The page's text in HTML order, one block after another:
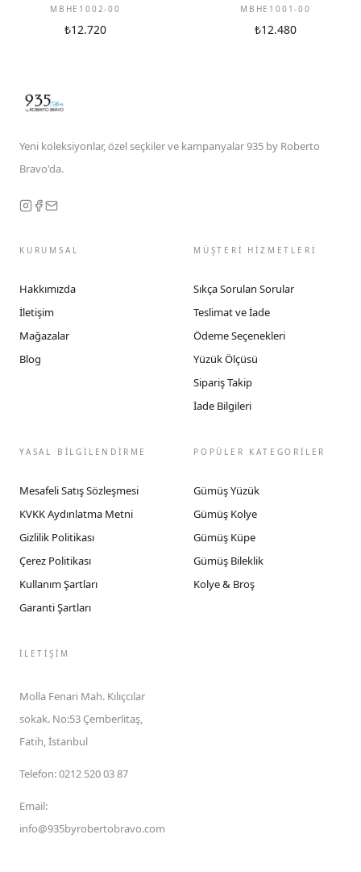
MBHE1002-00
₺12.720
MBHE1001-00
₺12.480
Yeni koleksiyonlar, özel seçkiler ve kampanyalar 935 by Roberto
Bravo'da.
KURUMSAL
Hakkımızda
İletişim
Mağazalar
Blog
MÜŞTERİ HİZMETLERİ
Sıkça Sorulan Sorular
Teslimat ve İade
Ödeme Seçenekleri
Yüzük Ölçüsü
Sipariş Takip
İade Bilgileri
YASAL BİLGİLENDİRME
Mesafeli Satış Sözleşmesi
KVKK Aydınlatma Metni
Gizlilik Politikası
Çerez Politikası
Kullanım Şartları
Garanti Şartları
POPÜLER KATEGORİLER
Gümüş Yüzük
Gümüş Kolye
Gümüş Küpe
Gümüş Bileklik
Kolye & Broş
İLETIŞIM
Molla Fenari Mah. Kılıçcılar
sokak. No:53 Çemberlitaş,
Fatih, İstanbul
Telefon:0212 520 03 87
Email:
info@935byrobertobravo.com